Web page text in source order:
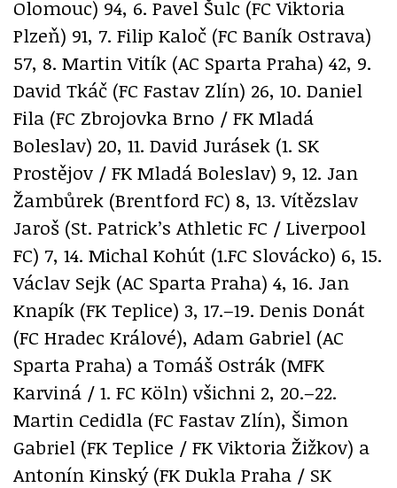
Olomouc) 94, 6. Pavel Šulc (FC Viktoria
Plzeň) 91, 7. Filip Kaloč (FC Baník Ostrava)
57, 8. Martin Vitík (AC Sparta Praha) 42, 9.
David Tkáč (FC Fastav Zlín) 26, 10. Daniel
Fila (FC Zbrojovka Brno / FK Mladá
Boleslav) 20, 11. David Jurásek (1. SK
Prostějov / FK Mladá Boleslav) 9, 12. Jan
Žambůrek (Brentford FC) 8, 13. Vítězslav
Jaroš (St. Patrick’s Athletic FC / Liverpool
FC) 7, 14. Michal Kohút (1.FC Slovácko) 6, 15.
Václav Sejk (AC Sparta Praha) 4, 16. Jan
Knapík (FK Teplice) 3, 17.–19. Denis Donát
(FC Hradec Králové), Adam Gabriel (AC
Sparta Praha) a Tomáš Ostrák (MFK
Karviná / 1. FC Köln) všichni 2, 20.–22.
Martin Cedidla (FC Fastav Zlín), Šimon
Gabriel (FK Teplice / FK Viktoria Žižkov) a
Antonín Kinský (FK Dukla Praha / SK